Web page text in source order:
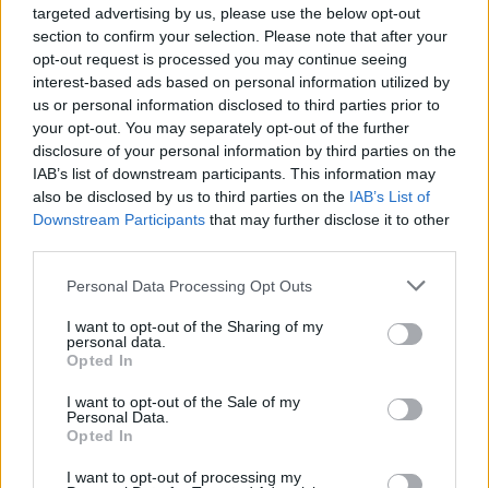
targeted advertising by us, please use the below opt-out
section to confirm your selection. Please note that after your
opt-out request is processed you may continue seeing
interest-based ads based on personal information utilized by
us or personal information disclosed to third parties prior to
your opt-out. You may separately opt-out of the further
disclosure of your personal information by third parties on the
IAB’s list of downstream participants. This information may
also be disclosed by us to third parties on the IAB’s List of
Downstream Participants that may further disclose it to other
Personal Data Processing Opt Outs
I want to opt-out of the Sharing of my
personal data.
Opted In
I want to opt-out of the Sale of my
Personal Data.
Opted In
I want to opt-out of processing my
Esim for USA|Esim for Italy| Esim for Spain|Esim